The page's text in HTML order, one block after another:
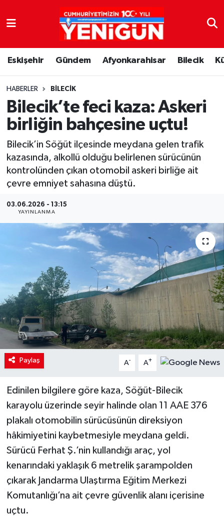
Eskişehir Gündem Afyonkarahisar Bilecik
HABERLER BILECIK
Bilecik’te feci kaza: Askeri
birliğin bahçesine uçtu!
Bilecik’in Söğüt ilçesinde meydana gelen trafik
kazasında, alkollü olduğu belirlenen sürücünün
kontrolünden çıkan otomobil askeri birliğe ait
çevre emniyet sahasına düştü.
03.06.2026 - 13:15
YAYINLANMA
Paylaş A- A+
Edinilen bilgilere göre kaza, Söğüt-Bilecik
karayolu üzerinde seyir halinde olan 11 AAE 376
plakalı otomobilin sürücüsünün direksiyon
hâkimiyetini kaybetmesiyle meydana geldi.
Sürücü Ferhat Ş.’nin kullandığı araç, yol
kenarındaki yaklaşık 6 metrelik şarampolden
çıkarak Jandarma Ulaştırma Eğitim Merkezi
Komutanlığı’na ait çevre güvenlik alanı içerisine
uçtu.
Nöbetçi Eczaneler
Hava Durumu
Trafik Durumu
Süper Lig Puan Durumu ve Fikstür
Tüm Manşetler
Son Dakika Haberleri
Haber Arşivi